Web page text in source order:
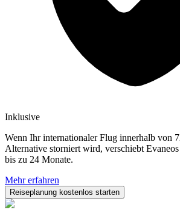
Inklusive
Wenn Ihr internationaler Flug innerhalb von
Alternative storniert wird, verschiebt
bis zu 24 Monate.
Mehr erfahren
Reiseplanung kostenlos starten